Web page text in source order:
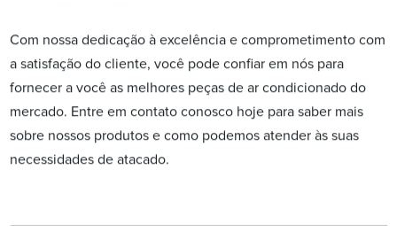
Com nossa dedicação à excelência e comprometimento com
a satisfação do cliente, você pode confiar em nós para
fornecer a você as melhores peças de ar condicionado do
mercado. Entre em contato conosco hoje para saber mais
sobre nossos produtos e como podemos atender às suas
necessidades de atacado.